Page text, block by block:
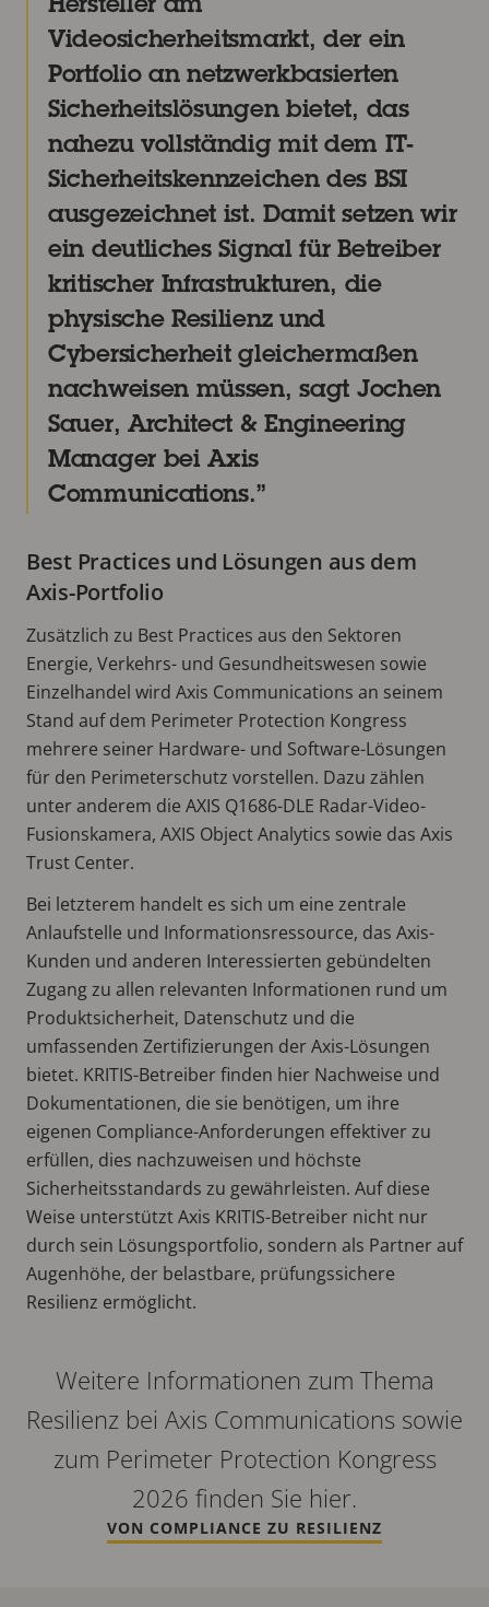
Hersteller am
Videosicherheitsmarkt, der ein
Portfolio an netzwerkbasierten
Sicherheitslösungen bietet, das
nahezu vollständig mit dem IT-
Sicherheitskennzeichen des BSI
ausgezeichnet ist. Damit setzen wir
ein deutliches Signal für Betreiber
kritischer Infrastrukturen, die
physische Resilienz und
Cybersicherheit gleichermaßen
nachweisen müssen, sagt Jochen
Sauer, Architect & Engineering
Manager bei Axis
Communications.
Best Practices und Lösungen aus dem
Axis-Portfolio
Zusätzlich zu Best Practices aus den Sektoren
Energie, Verkehrs- und Gesundheitswesen sowie
Einzelhandel wird Axis Communications an seinem
Stand auf dem Perimeter Protection Kongress
mehrere seiner Hardware- und Software-Lösungen
für den Perimeterschutz vorstellen. Dazu zählen
unter anderem die AXIS Q1686-DLE Radar-Video-
Fusionskamera, AXIS Object Analytics sowie das Axis
Trust Center.
Bei letzterem handelt es sich um eine zentrale
Anlaufstelle und Informationsressource, das Axis-
Kunden und anderen Interessierten gebündelten
Zugang zu allen relevanten Informationen rund um
Produktsicherheit, Datenschutz und die
umfassenden Zertifizierungen der Axis-Lösungen
bietet. KRITIS-Betreiber finden hier Nachweise und
Dokumentationen, die sie benötigen, um ihre
eigenen Compliance-Anforderungen effektiver zu
erfüllen, dies nachzuweisen und höchste
Sicherheitsstandards zu gewährleisten. Auf diese
Weise unterstützt Axis KRITIS-Betreiber nicht nur
durch sein Lösungsportfolio, sondern als Partner auf
Augenhöhe, der belastbare, prüfungssichere
Resilienz ermöglicht.
Weitere Informationen zum Thema
Resilienz bei Axis Communications sowie
zum Perimeter Protection Kongress
2026 finden Sie hier.
VON COMPLIANCE ZU RESILIENZ